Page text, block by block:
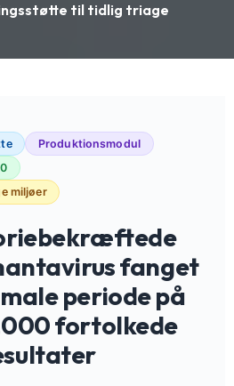
til tidlig triage
Produktionsmodul
miljøer
fanget
periode på
fortolkede